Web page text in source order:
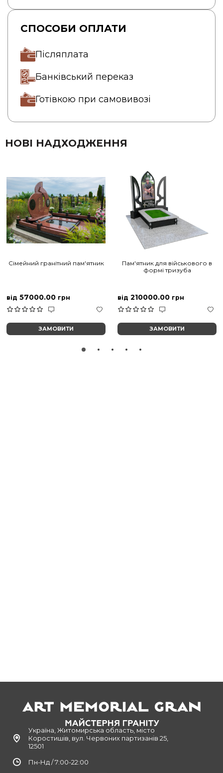
СПОСОБИ ОПЛАТИ
Післяплата
Банківський переказ
Готівкою при самовивозі
НОВІ НАДХОДЖЕННЯ
Сімейний гранітний пам'ятник
від 57000.00 грн
ЗАМОВИТИ
Пам'ятник для військового в
формі тризуба
від 210000.00 грн
ЗАМОВИТИ
Україна, Житомирська область, місто
Коростишів, вул. Червоних партизанів 25,
12501
Пн-Нд / 7:00-22:00